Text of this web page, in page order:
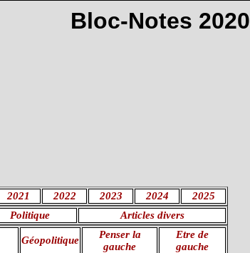
Bloc-Notes 2020
2021 2022 2023 2024
2025
Politique
Articles divers
Géopolitique
Penser la
gauche
Etre de
gauche